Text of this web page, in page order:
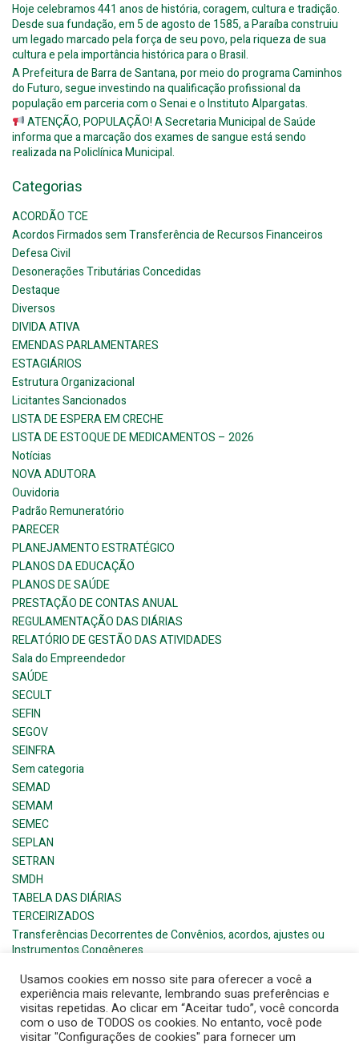
Hoje celebramos 441 anos de história, coragem, cultura e tradição.
Desde sua fundação, em 5 de agosto de 1585, a Paraíba construiu
um legado marcado pela força de seu povo, pela riqueza de sua
cultura e pela importância histórica para o Brasil.
A Prefeitura de Barra de Santana, por meio do programa Caminhos
do Futuro, segue investindo na qualificação profissional da
população em parceria com o Senai e o Instituto Alpargatas.
ATENÇÃO, POPULAÇÃO! A Secretaria Municipal de Saúde
informa que a marcação dos exames de sangue está sendo
realizada na Policlínica Municipal.
Categorias
ACORDÃO TCE
Acordos Firmados sem Transferência de Recursos Financeiros
Defesa Civil
Desonerações Tributárias Concedidas
Destaque
Diversos
DIVIDA ATIVA
EMENDAS PARLAMENTARES
ESTAGIÁRIOS
Estrutura Organizacional
Licitantes Sancionados
LISTA DE ESPERA EM CRECHE
LISTA DE ESTOQUE DE MEDICAMENTOS – 2026
Notícias
NOVA ADUTORA
Ouvidoria
Padrão Remuneratório
PARECER
PLANEJAMENTO ESTRATÉGICO
PLANOS DA EDUCAÇÃO
PLANOS DE SAÚDE
PRESTAÇÃO DE CONTAS ANUAL
REGULAMENTAÇÃO DAS DIÁRIAS
RELATÓRIO DE GESTÃO DAS ATIVIDADES
Sala do Empreendedor
SAÚDE
SECULT
SEFIN
SEGOV
SEINFRA
Sem categoria
SEMAD
SEMAM
SEMEC
SEPLAN
SETRAN
SMDH
TABELA DAS DIÁRIAS
TERCEIRIZADOS
Transferências Decorrentes de Convênios, acordos, ajustes ou
Instrumentos Congêneres
Usamos cookies em nosso site para oferecer a você a
experiência mais relevante, lembrando suas preferências e
visitas repetidas. Ao clicar em “Aceitar tudo”, você concorda
com o uso de TODOS os cookies. No entanto, você pode
visitar "Configurações de cookies" para fornecer um